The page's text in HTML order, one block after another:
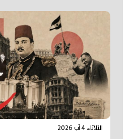
الثلاثاء 4 آب 2026